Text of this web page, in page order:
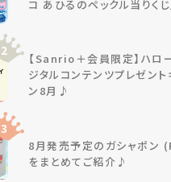
コ あひるのペックル当りくじ
2
【Sanrio＋会員限定】ハロ
ジタルコンテンツプレゼン
ン8月♪
3
8月発売予定のガシャポン
をまとめてご紹介♪